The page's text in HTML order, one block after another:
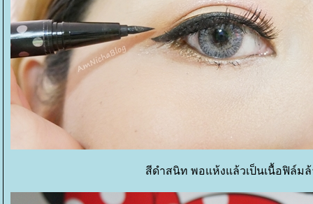
สีดำสนิท พอแห้งแล้วเป็นเนื้อฟิล์ม